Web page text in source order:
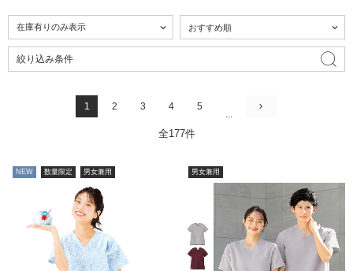
絞り込み条件
1 2 3 4 5
...
全177件
NEW 数量限定 男女兼用 男女兼用